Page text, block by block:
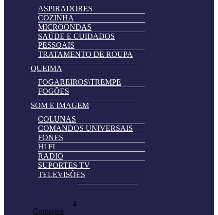
ASPIRADORES
COZINHA
MICROONDAS
SAÚDE E CUIDADOS
PESSOAIS
TRATAMENTO DE ROUPA
QUEIMA
FOGAREIROS\TREMPE
FOGÕES
SOM E IMAGEM
COLUNAS
COMANDOS UNIVERSAIS
FONES
HI FI
RÁDIO
SUPORTES TV
TELEVISÕES
Pedir Cotação
Contactos